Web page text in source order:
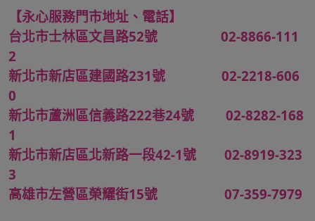
【永心服務門市地址、電話】
台北市士林區文昌路52號 02-8866-111
2
新北市新店區建國路231號 02-2218-606
0
新北市蘆洲區信義路222巷24號 02-8282-168
1
新北市新店區北新路一段42-1號 02-8919-323
3
高雄市左營區榮耀街15號 07-359-7979